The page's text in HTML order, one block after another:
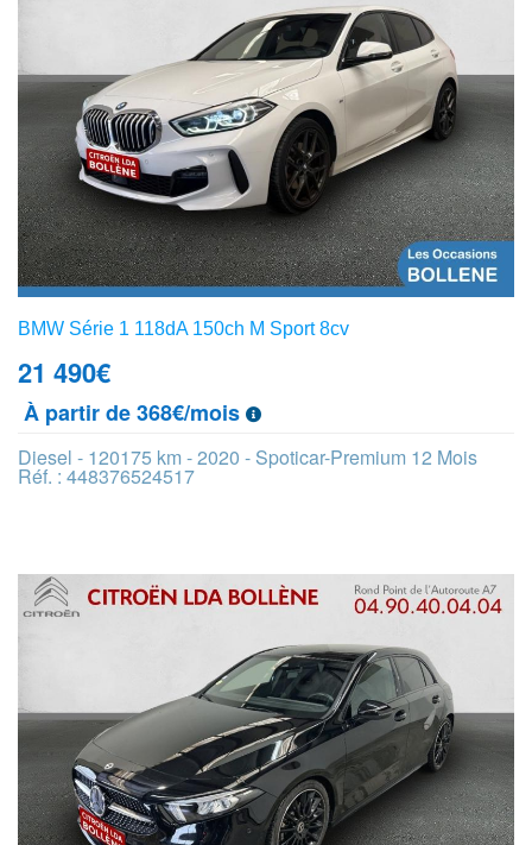
BMW Série 1 118dA 150ch M Sport 8cv
21 490€
À partir de 368€/mois
Diesel - 120175 km - 2020 - Spoticar-Premium 12 Mois
Réf. : 448376524517